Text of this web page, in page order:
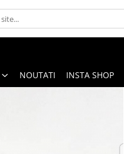
NOUTATI INSTA SHOP